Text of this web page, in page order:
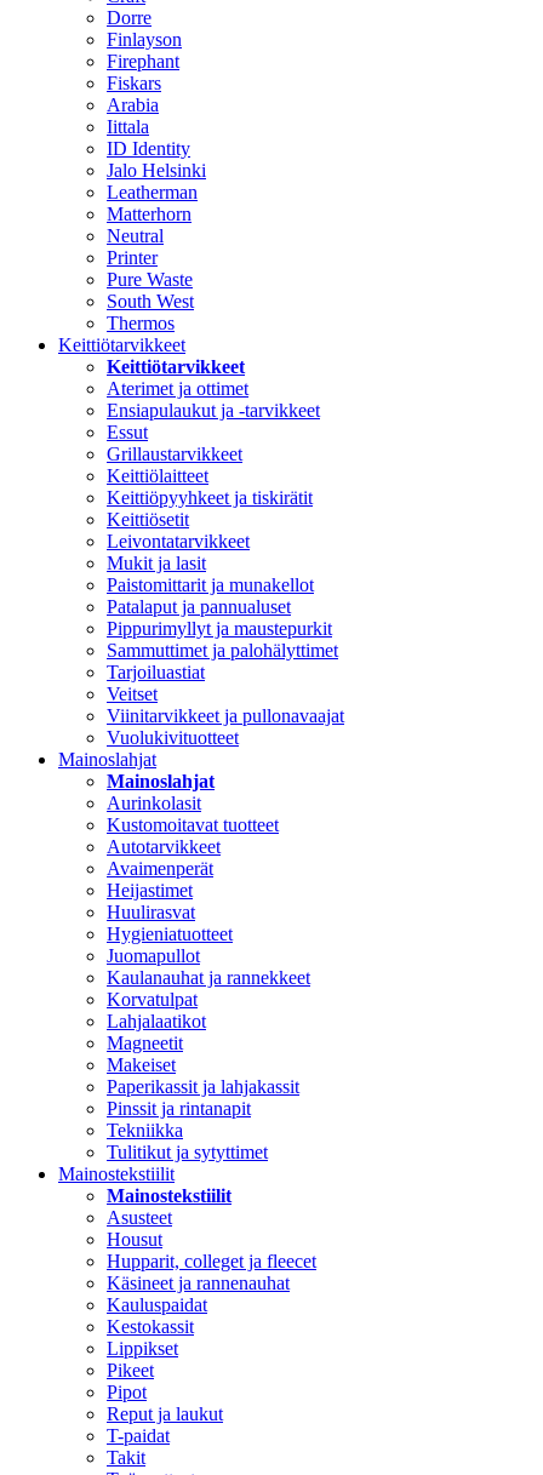
Dorre
Finlayson
Firephant
Fiskars
Arabia
Iittala
ID Identity
Jalo Helsinki
Leatherman
Matterhorn
Neutral
Printer
Pure Waste
South West
Thermos
Keittiötarvikkeet
Keittiötarvikkeet
Aterimet ja ottimet
Ensiapulaukut ja -tarvikkeet
Essut
Grillaustarvikkeet
Keittiölaitteet
Keittiöpyyhkeet ja tiskirätit
Keittiösetit
Leivontatarvikkeet
Mukit ja lasit
Paistomittarit ja munakellot
Patalaput ja pannualuset
Pippurimyllyt ja maustepurkit
Sammuttimet ja palohälyttimet
Tarjoiluastiat
Veitset
Viinitarvikkeet ja pullonavaajat
Vuolukivituotteet
Mainoslahjat
Mainoslahjat
Aurinkolasit
Kustomoitavat tuotteet
Autotarvikkeet
Avaimenperät
Heijastimet
Huulirasvat
Hygieniatuotteet
Juomapullot
Kaulanauhat ja rannekkeet
Korvatulpat
Lahjalaatikot
Magneetit
Makeiset
Paperikassit ja lahjakassit
Pinssit ja rintanapit
Tekniikka
Tulitikut ja sytyttimet
Mainostekstiilit
Mainostekstiilit
Asusteet
Housut
Hupparit, colleget ja fleecet
Käsineet ja rannenauhat
Kauluspaidat
Kestokassit
Lippikset
Pikeet
Pipot
Reput ja laukut
T-paidat
Takit